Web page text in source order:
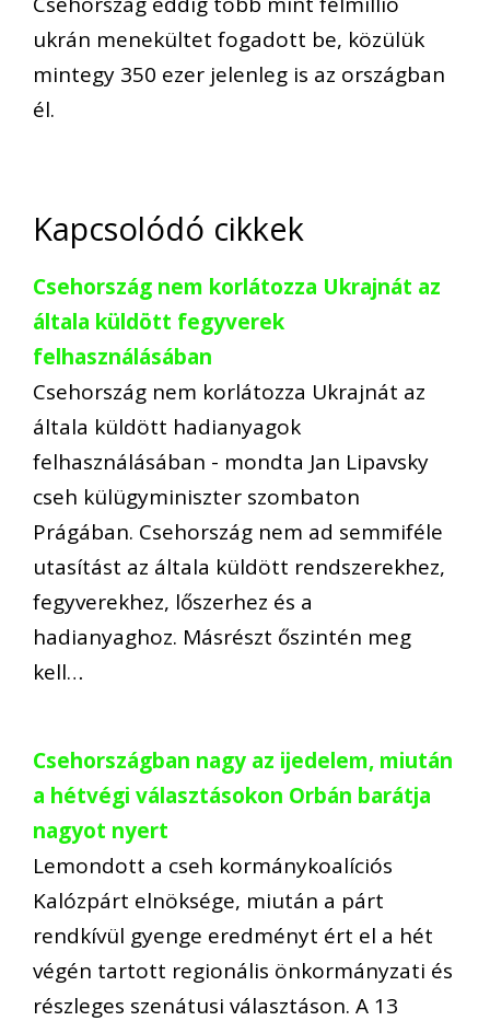
ukrán menekültet fogadott be, közülük
mintegy 350 ezer jelenleg is az országban
él.
Kapcsolódó cikkek
Csehország nem korlátozza Ukrajnát az
általa küldött fegyverek
felhasználásában
Csehország nem korlátozza Ukrajnát az
általa küldött hadianyagok
felhasználásában - mondta Jan Lipavsky
cseh külügyminiszter szombaton
Prágában. Csehország nem ad semmiféle
utasítást az általa küldött rendszerekhez,
fegyverekhez, lőszerhez és a
hadianyaghoz. Másrészt őszintén meg
kell…
Csehországban nagy az ijedelem, miután
a hétvégi választásokon Orbán barátja
nagyot nyert
Lemondott a cseh kormánykoalíciós
Kalózpárt elnöksége, miután a párt
rendkívül gyenge eredményt ért el a hét
végén tartott regionális önkormányzati és
részleges szenátusi választáson. A 13